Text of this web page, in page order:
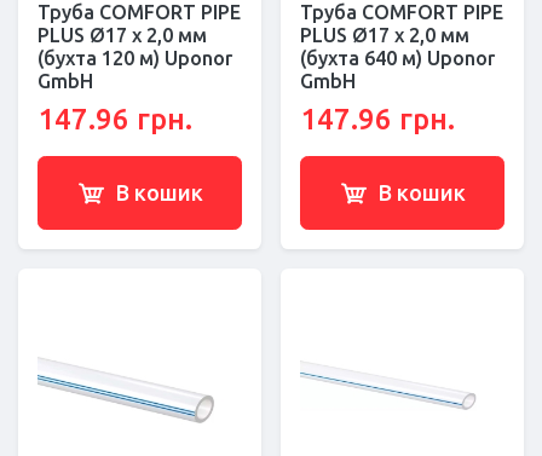
Труба COMFORT PIPE
PLUS Ø17 x 2,0 мм
(бухта 120 м) Uponor
GmbH
147.96 грн.
В кошик
Труба COMFORT PIPE
PLUS Ø17 x 2,0 мм
(бухта 640 м) Uponor
GmbH
147.96 грн.
В кошик